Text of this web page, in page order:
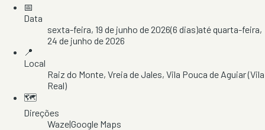
📅
Data
sexta-feira, 19 de junho de 2026(6 dias)atéquarta-feira,
24 de junho de 2026
📍
Local
Raiz do Monte, Vreia de Jales, Vila Pouca de Aguiar(Vila
Real)
🗺️
Direções
Waze|Google Maps